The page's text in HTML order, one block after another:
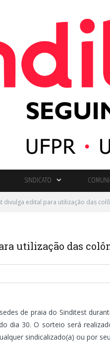
SINDICATO
divulga edital para utilização das
utilização das
de praia do Sinditest
dia 30. O sorteio será
sindicalizado(a) ou por